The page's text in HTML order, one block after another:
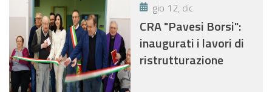
gio 12, dic
CRA "Pavesi Borsi":
inaugurati i lavori di
ristrutturazione